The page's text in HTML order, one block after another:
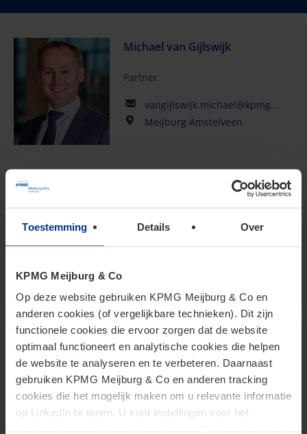
Toestemming Details Over
KPMG Meijburg & Co
Op deze website gebruiken KPMG Meijburg & Co en
anderen cookies (of vergelijkbare technieken). Dit zijn
functionele cookies die ervoor zorgen dat de website
optimaal functioneert en analytische cookies die helpen
de website te analyseren en te verbeteren. Daarnaast
gebruiken KPMG Meijburg & Co en anderen tracking
cookies die het mogelijk maken om u relevante informatie
op LinkedIn te tonen. U kunt instellingen voor het
Michael van Gijlswijk
Partner
vangijlswijk.michael@kpmg.com
Meijburg Amstelveen
Senior Manager
Jurgen Stormmesand
Partner
stormmesand.jurgen@kpmg.com
Meijburg Amstelveen